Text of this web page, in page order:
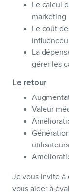
Le calcul
marketing
Le coût
La
gérer les
Le retour
Valeur
utilisateurs
Je vous invite à
vous aider à